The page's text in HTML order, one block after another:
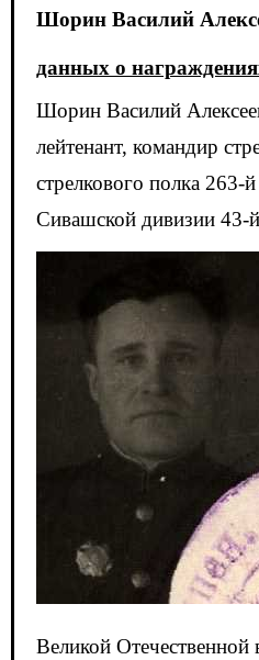
Шорин Василий
данных о
Шорин Василий Алексеевич (1911 – ) –
лейтенант, командир
стрелкового полка 263-
Сивашской дивизии 43-
Великой